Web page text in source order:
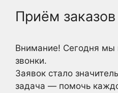
Приём
Внимание! Сегодня мы
звонки.
Заявок стало
задача — помочь